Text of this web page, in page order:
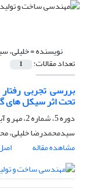
نویسنده =خلیلی،
تعداد مقالات: 1
بررسی تجربی
تحت اثر سیکل های
دوره 5، شماره 2، مهر و آبان 1397، صفحه
سیدمحمدرضا خلیلی،
مشاهده مقاله